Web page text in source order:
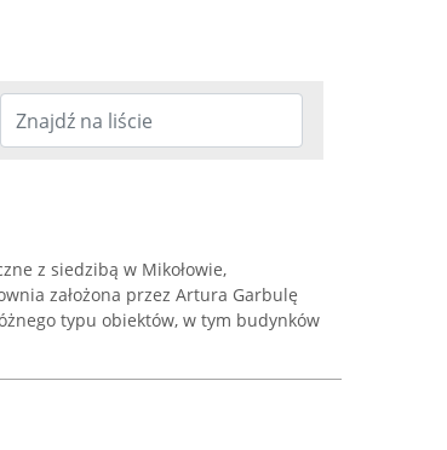
z siedzibą w Mikołowie,
założona przez Artura Garbulę
typu obiektów, w tym budynków